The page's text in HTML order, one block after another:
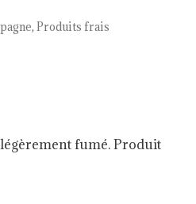
, Produits frais
fumé. Produit